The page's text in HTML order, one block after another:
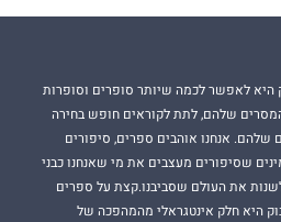
היא לאפשר לכמה שיותר סופרים וסופרות
שלהם, לתת לקוראים חופש בחירה
שלהם. אנחנו אוהבים ספרים, סיפורים
שסיפורים מעצבים את מי שאנחנו כבני
את העולם שסביבנו.קצת על ספרים
היא חלק אינטגראלי מהמהפכה של